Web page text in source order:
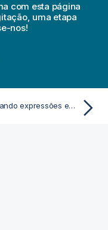
com esta página
uma etapa
nos!
Vinculando expressões em aplicativos modelo On-Demand